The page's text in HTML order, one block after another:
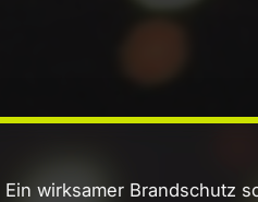
Ein wirksamer Brandschutz